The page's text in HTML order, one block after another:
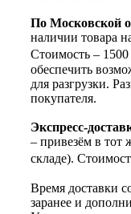
По Московской
наличии товара
Стоимость –
обеспечить
для разгрузки.
покупателя.
Экспресс-
– привезём в тот
складе).
Время доставки
заранее и